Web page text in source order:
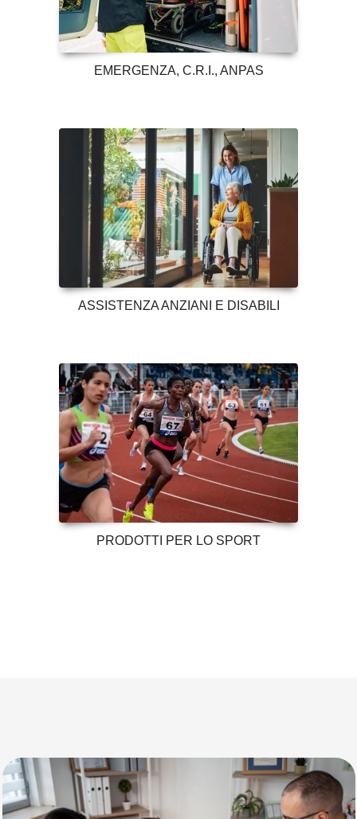
EMERGENZA, C.R.I., ANPAS
ASSISTENZA ANZIANI E DISABILI
PRODOTTI PER LO SPORT